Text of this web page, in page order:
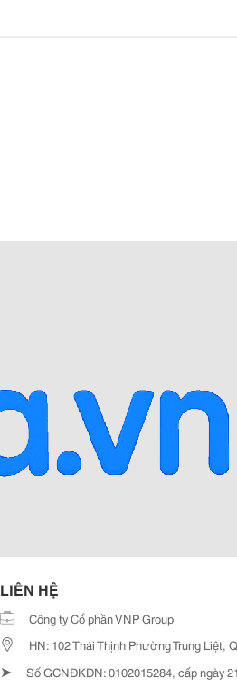
LIÊN HỆ
Công ty Cổ phần VNP Group
HN: 102 Thái Thịnh Phường Trung Liệt,
➤ Số GCNĐKDN: 0102015284, cấp ngày